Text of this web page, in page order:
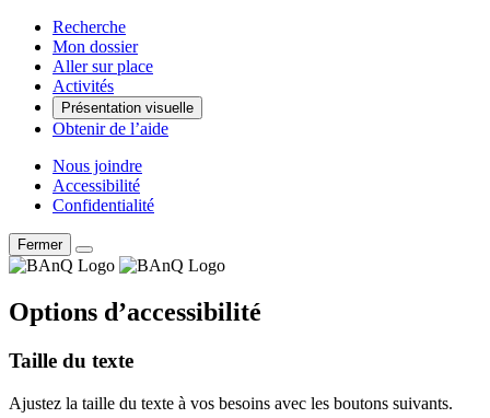
Recherche
Mon dossier
Aller sur place
Activités
Présentation visuelle
Obtenir de l’aide
Nous joindre
Accessibilité
Confidentialité
Fermer
Options d’accessibilité
Taille du texte
Ajustez la taille du texte à vos besoins avec les boutons suivants.